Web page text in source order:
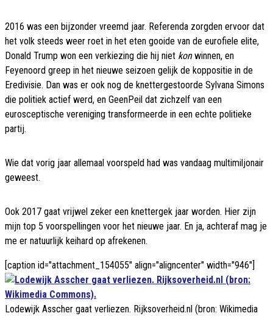
2016 was een bijzonder vreemd jaar. Referenda zorgden ervoor dat
het volk steeds weer roet in het eten gooide van de eurofiele elite,
Donald Trump won een verkiezing die hij niet konwinnen, en
Feyenoord greep in het nieuwe seizoen gelijk de koppositie in de
Eredivisie. Dan was er ook nog de knettergestoorde Sylvana Simons
die politiek actief werd, en GeenPeil dat zichzelf van een
eurosceptische vereniging transformeerde in een echte politieke
partij.
Wie dat vorig jaar allemaal voorspeld had was vandaag multimiljonair
geweest.
Ook 2017 gaat vrijwel zeker een knettergek jaar worden. Hier zijn
mijn top 5 voorspellingen voor het nieuwe jaar. En ja, achteraf mag je
me er natuurlijk keihard op afrekenen.
[caption id="attachment_154055" align="aligncenter" width="946"]
Lodewijk Asscher gaat verliezen. Rijksoverheid.nl (bron: Wikimedia